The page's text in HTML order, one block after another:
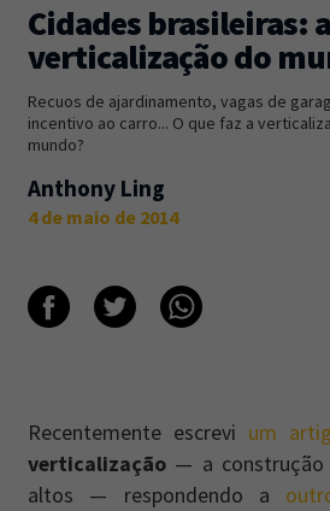
NewsletterCaos
Inscreva-se na newsletter
receba todas as nossas
INSCREVER-SE
Cidades brasileiras:
verticalização do
Recuos de ajardinamento, vagas de
incentivo ao carro... O que faz a
mundo?
Anthony Ling
4 de maio de 2014
Recentemente escrevi um
verticalização — a construção
altos — respondendo a